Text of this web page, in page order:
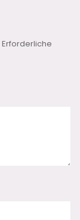
Erforderliche